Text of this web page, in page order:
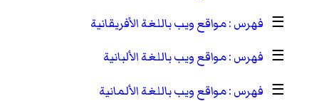
☰
مواقع ويب باللغة الأفريقانية
☰
مواقع ويب باللغة الألبانية
☰
مواقع ويب باللغة الألمانية